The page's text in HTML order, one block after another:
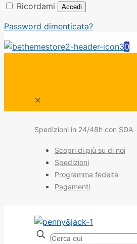
Ricordami Accedi
Password dimenticata?
0
✕
Spedizioni in 24/48h con SDA
Scopri di più su di noi
Spedizioni
Programma fedeltà
Pagamenti